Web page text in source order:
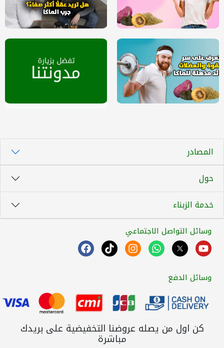
المصادر
حول
خدمة الزبناء
وسائل التواصل الاجتماعي
وسائل الدفع
كن اول من يصله عروضنا التخفيضية على بريدك
مباشرة